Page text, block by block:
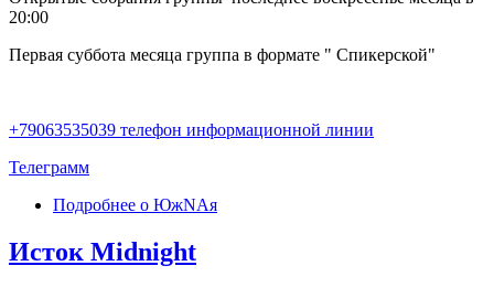
20:00
Первая суббота месяца группа в формате " Спикерской"
+79063535039 телефон информационной линии
Телеграмм
Подробнее о ЮжNAя
Исток Midnight